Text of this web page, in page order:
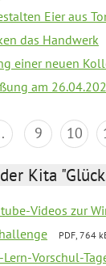
Eier aus
das Handwerk
einer neuen
am
9 10
Kita
Videos zur
PDF, 764
Vorschul-